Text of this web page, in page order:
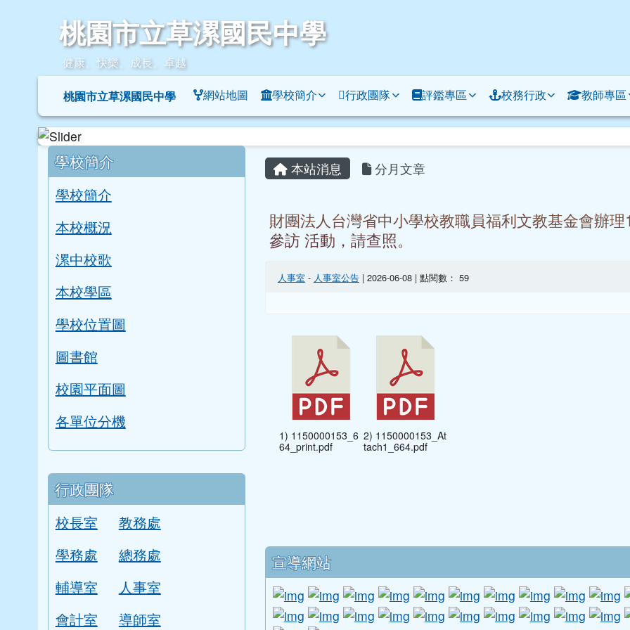
桃園市立草漯國民中學
桃園市立草漯國民中學
健康、快樂、成長、卓越
導覽列桃園市立草漯國民中學 網站地圖 學校簡介 行政團隊 評鑑專區 校務行政 教師專區
左邊區域內容
學校簡介
學校簡介
本校概況
漯中校歌
本校學區
學校位置圖
圖書館
校園平面圖
各單位分機
行政團隊
校長室
教務處
學務處
總務處
輔導室
人事室
會計室
導師室
主內容區域
本站消息 分月文章
財團法人台灣省中小學校教職員福利文教基金會辦
參訪 活動，請查照。
人事室 - 人事室公告| 2026-06-08 | 點閱數： 59
1) 1150000153_6
64_print.pdf
2) 1150000153_At
tach1_664.pdf
下中區域內容
宣導網站
link to http://www.guide.edu.tw/
link to http://www.csptc.gov.tw/ \
link to http://enc.moe.edu.tw/ \
link to https://aa.archives.gov.tw/ \
link to https://
link to https://
link to http://link to https://
link to
link to http://www.e-quit.org/ \
link to http://www.hpa.gov.tw/BHPNet/Web/
link to http://210.61.12.190/disaster/
link to http://goo.gl/forms/
link to http://link to http://link to http://link to http://
link to
頁尾區域